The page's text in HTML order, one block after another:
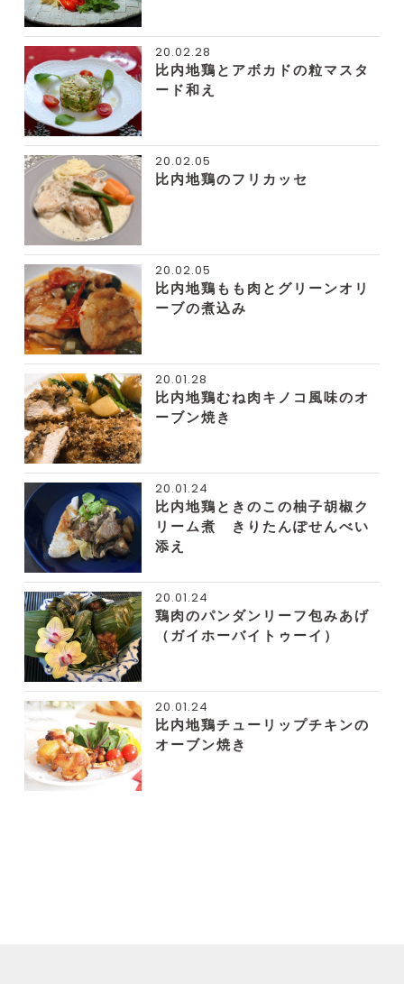
20.02.28
比内地鶏とアボカドの粒マスタ
ード和え
20.02.05
比内地鶏のフリカッセ
20.02.05
比内地鶏もも肉とグリーンオリ
ーブの煮込み
20.01.28
比内地鶏むね肉キノコ風味のオ
ーブン焼き
20.01.24
比内地鶏ときのこの柚子胡椒ク
リーム煮 きりたんぽせんべい
添え
20.01.24
鶏肉のパンダンリーフ包みあげ
（ガイホーバイトゥーイ）
20.01.24
比内地鶏チューリップチキンの
オーブン焼き